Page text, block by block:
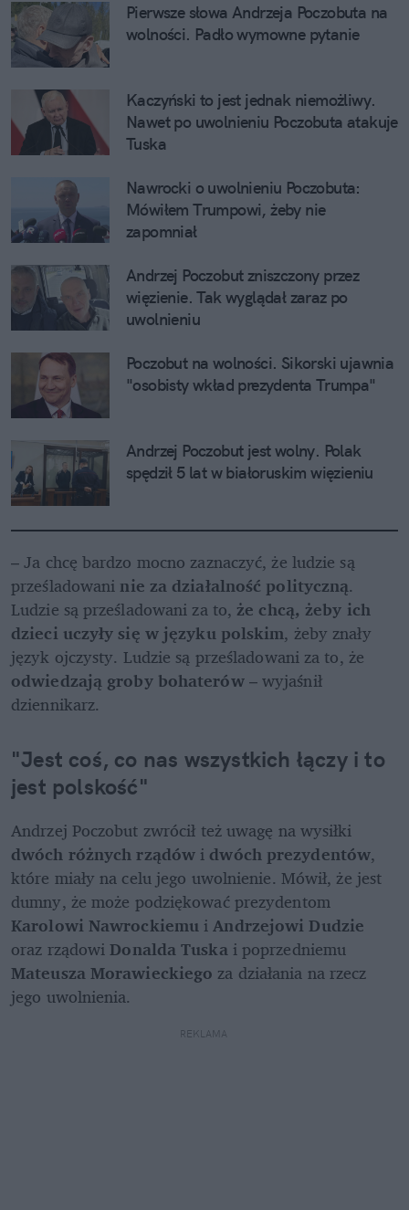
Pierwsze słowa Andrzeja Poczobuta na
wolności. Padło wymowne pytanie
Kaczyński to jest jednak niemożliwy.
Nawet po uwolnieniu Poczobuta atakuje
Tuska
Nawrocki o uwolnieniu Poczobuta:
Mówiłem Trumpowi, żeby nie
zapomniał
Andrzej Poczobut zniszczony przez
więzienie. Tak wyglądał zaraz po
uwolnieniu
Poczobut na wolności. Sikorski ujawnia
"osobisty wkład prezydenta Trumpa"
Andrzej Poczobut jest wolny. Polak
spędził 5 lat w białoruskim więzieniu
– Ja chcę bardzo mocno zaznaczyć, że ludzie są
prześladowani nie za działalność polityczną.
Ludzie są prześladowani za to, że chcą, żeby ich
dzieci uczyły się w języku polskim, żeby znały
odwiedzają groby bohaterów – wyjaśnił
dziennikarz.
"Jest coś, co nas wszystkich łączy i to
jest polskość"
dwóch różnych rządów i dwóch prezydentów,
które miały na celu jego uwolnienie. Mówił, że jest
dumny, że może podziękować prezydentom
Karolowi Nawrockiemu i
oraz rządowi Donalda Tuska
Mateusza Morawieckiego za działania na rzecz
jego uwolnienia.
REKLAMA